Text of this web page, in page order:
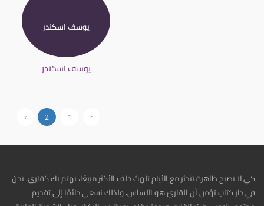
يوسف اسكندر
يوسف اسكندر
‹
1
2
›
كي لا نصبح ظاهرة تندثر مع الأيام تلهث خلف الأكثر مبيعًا، نهتم بك كقارئ. نحن
في دار كتاب نؤمن أن القارئ هو الأساس، ولذلك نسعى دائمًا إلى تقديم